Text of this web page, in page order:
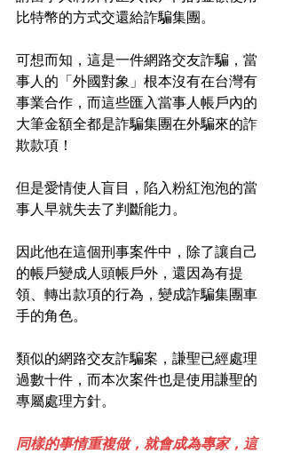
比特幣的方式交還給詐騙集團。
可想而知，這是一件網路交友詐騙，當
事人的「外國對象」根本沒有在台灣有
事業合作，而這些匯入當事人帳戶內的
大筆金額全都是詐騙集團在外騙來的詐
欺款項！
但是愛情使人盲目，陷入粉紅泡泡的當
事人早就失去了判斷能力。
因此他在這個刑事案件中，除了讓自己
的帳戶變成人頭帳戶外，還因為有提
領、轉出款項的行為，變成詐騙集團車
手的角色。
類似的網路交友詐騙案，謙聖已經處理
過數十件，而本次案件也是使用謙聖的
專屬處理方針。
同樣的事情重複做，就會成為專家，這